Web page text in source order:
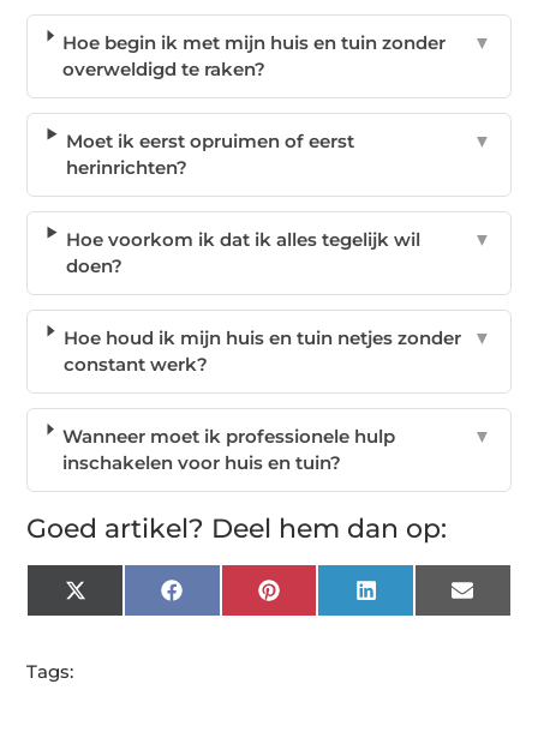
Hoe begin ik met mijn huis en tuin zonder
overweldigd te raken?
▼
Moet ik eerst opruimen of eerst
herinrichten?
▼
Hoe voorkom ik dat ik alles tegelijk wil
doen?
▼
Hoe houd ik mijn huis en tuin netjes zonder
constant werk?
▼
Wanneer moet ik professionele hulp
inschakelen voor huis en tuin?
▼
Goed artikel? Deel hem dan op:
X
(Twitter)
FacebookPinterest LinkedIn Email
Tags: